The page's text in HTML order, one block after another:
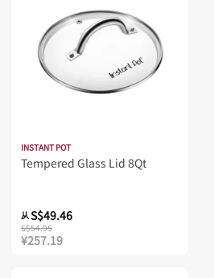
INSTANT POT
Tempered Glass Lid 8Qt
从S$49.46
S$54.95
¥257.19